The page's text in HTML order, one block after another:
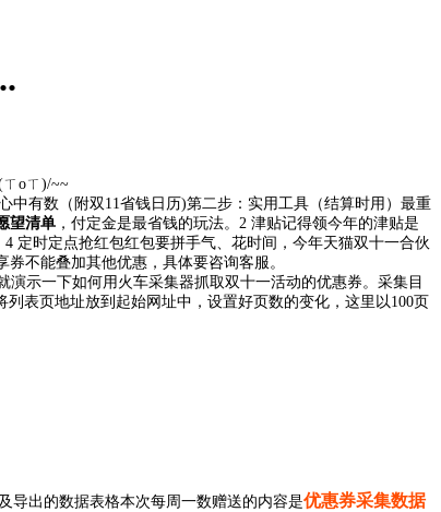
oㄒ)/~~
中有数（附双11省钱日历)第二步： 实用工具（结算时用） 最重
望清单 ，付定金是最省钱的玩法。 2 津贴记得领今年的津贴是
4 定时定点抢红包红包要拼手气、花时间，今年天猫双十一合伙
券不能叠加其他优惠，具体要咨询客服。
演示一下如何用火车采集器抓取双十一活动的优惠券。 采集目
列表页地址放到起始网址中，设置好页数的变化，这里以100页
导出的数据表格本次每周一数赠送的内容是优惠券采集数据